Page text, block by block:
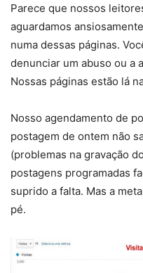
Parece que nossos
aguardamos
numa dessas páginas.
denunciar um abuso ou a
Nossas páginas estão lá
Nosso agendamento de
postagem de ontem não
(problemas na gravação
postagens programadas
suprido a falta. Mas a
pé.